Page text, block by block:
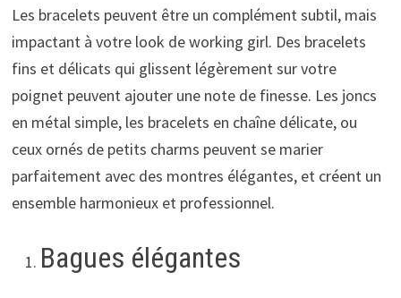
Les bracelets peuvent être un complément subtil, mais
impactant à votre look de working girl. Des bracelets
fins et délicats qui glissent légèrement sur votre
poignet peuvent ajouter une note de finesse. Les joncs
en métal simple, les bracelets en chaîne délicate, ou
ceux ornés de petits charms peuvent se marier
parfaitement avec des montres élégantes, et créent un
ensemble harmonieux et professionnel.
Bagues élégantes